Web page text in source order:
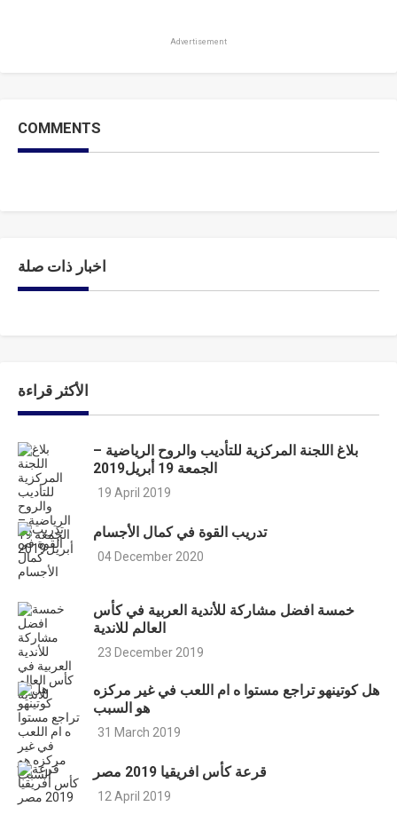
Advertisement
COMMENTS
اخبار ذات صلة
الأكثر قراءة
بلاغ اللجنة المركزية للتأديب والروح الرياضية –
الجمعة 19 أبريل2019
19 April 2019
تدريب القوة في كمال الأجسام
04 December 2020
خمسة افضل مشاركة للأندية العربية في كأس
العالم للاندية
23 December 2019
هل كوتينهو تراجع مستوا ه ام اللعب في غير مركزه
هو السبب
31 March 2019
قرعة كأس افريقيا 2019 مصر
12 April 2019